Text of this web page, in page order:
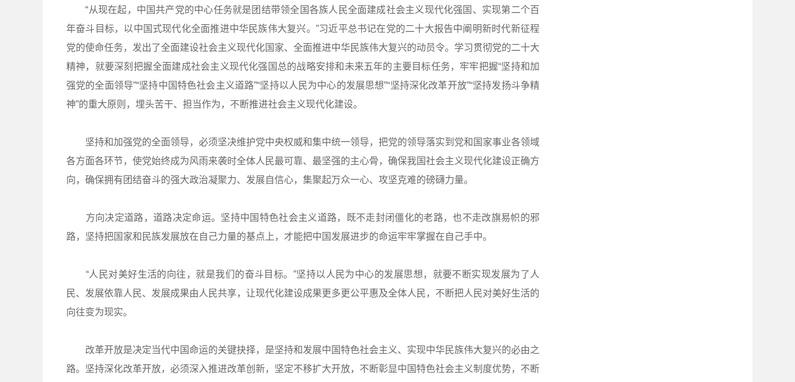
“从现在起，中国共产党的中心任务就是团结带领全国各族人民全面建成社会主义现代化强国、实现第二个百
年奋斗目标，以中国式现代化全面推进中华民族伟大复兴。”习近平总书记在党的二十大报告中阐明新时代新征程
党的使命任务，发出了全面建设社会主义现代化国家、全面推进中华民族伟大复兴的动员令。学习贯彻党的二十大
精神，就要深刻把握全面建成社会主义现代化强国总的战略安排和未来五年的主要目标任务，牢牢把握“坚持和加
强党的全面领导”“坚持中国特色社会主义道路”“坚持以人民为中心的发展思想”“坚持深化改革开放”“坚持发扬斗争精
神”的重大原则，埋头苦干、担当作为，不断推进社会主义现代化建设。
坚持和加强党的全面领导，必须坚决维护党中央权威和集中统一领导，把党的领导落实到党和国家事业各领域
各方面各环节，使党始终成为风雨来袭时全体人民最可靠、最坚强的主心骨，确保我国社会主义现代化建设正确方
向，确保拥有团结奋斗的强大政治凝聚力、发展自信心，集聚起万众一心、攻坚克难的磅礴力量。
方向决定道路，道路决定命运。坚持中国特色社会主义道路，既不走封闭僵化的老路，也不走改旗易帜的邪
路，坚持把国家和民族发展放在自己力量的基点上，才能把中国发展进步的命运牢牢掌握在自己手中。
“人民对美好生活的向往，就是我们的奋斗目标。”坚持以人民为中心的发展思想，就要不断实现发展为了人
民、发展依靠人民、发展成果由人民共享，让现代化建设成果更多更公平惠及全体人民，不断把人民对美好生活的
向往变为现实。
改革开放是决定当代中国命运的关键抉择，是坚持和发展中国特色社会主义、实现中华民族伟大复兴的必由之
路。坚持深化改革开放，必须深入推进改革创新，坚定不移扩大开放，不断彰显中国特色社会主义制度优势，不断